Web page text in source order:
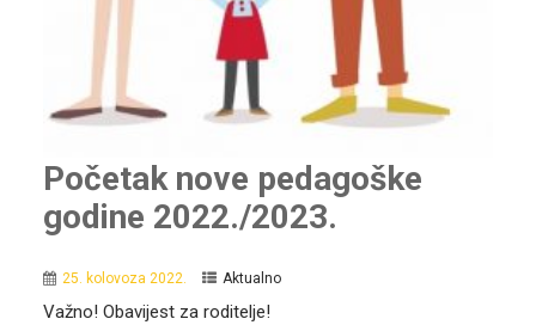
Početak nove pedagoške
godine 2022./2023.
25. kolovoza 2022. Aktualno
Važno! Obavijest za roditelje!